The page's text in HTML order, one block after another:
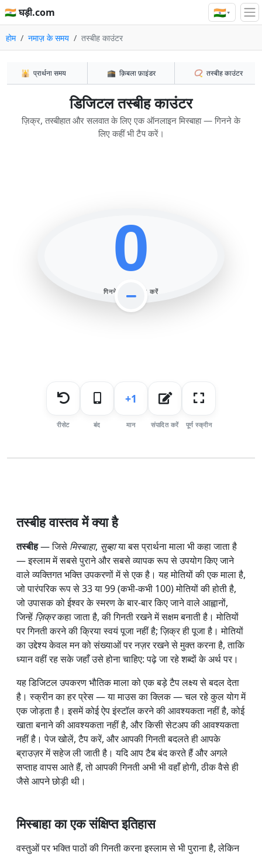
🇮🇳 घड़ी.com 🇮🇳▾
होम नमाज़ के समय तस्बीह काउंटर
🕌 प्रार्थना समय 🕋 क़िबला फ़ाइंडर 📿 तस्बीह काउंटर
डिजिटल तस्बीह काउंटर
ज़िक्र, तस्बीहात और सलवात के लिए एक ऑनलाइन मिस्बाहा — गिनने के
लिए कहीं भी टैप करें।
0
गिनने के लिए टैप करें
रीसेट बंद
+1
मान संपादित करें पूर्ण स्क्रीन
तस्बीह वास्तव में क्या है
तस्बीह— जिसे मिस्बाहा, सुब्हाया बस प्रार्थना माला भी कहा जाता है
— इस्लाम में सबसे पुराने और सबसे व्यापक रूप से उपयोग किए जाने
वाले व्यक्तिगत भक्ति उपकरणों में से एक है। यह मोतियों की एक माला है,
जो पारंपरिक रूप से 33 या 99 (कभी-कभी 100) मोतियों की होती है,
जो उपासक को ईश्वर के स्मरण के बार-बार किए जाने वाले आह्वानों,
जिन्हें ज़िक्रकहा जाता है, की गिनती रखने में सक्षम बनाती है। मोतियों
पर गिनती करने की क्रिया स्वयं पूजा नहीं है; ज़िक्र ही पूजा है। मोतियों
का उद्देश्य केवल मन को संख्याओं पर नज़र रखने से मुक्त करना है, ताकि
ध्यान वहीं रह सके जहाँ उसे होना चाहिए: पढ़े जा रहे शब्दों के अर्थ पर।
यह डिजिटल उपकरण भौतिक माला को एक बड़े टैप लक्ष्य से बदल देता
है। स्क्रीन का हर प्रेस — या माउस का क्लिक — चल रहे कुल योग में
एक जोड़ता है। इसमें कोई ऐप इंस्टॉल करने की आवश्यकता नहीं है, कोई
खाता बनाने की आवश्यकता नहीं है, और किसी सेटअप की आवश्यकता
नहीं है। पेज खोलें, टैप करें, और आपकी गिनती बदलते ही आपके
ब्राउज़र में सहेज ली जाती है। यदि आप टैब बंद करते हैं और अगले
सप्ताह वापस आते हैं, तो आपकी गिनती अभी भी वहाँ होगी, ठीक वैसे ही
जैसे आपने छोड़ी थी।
मिस्बाहा का एक संक्षिप्त इतिहास
वस्तुओं पर भक्ति पाठों की गिनती करना इस्लाम से भी पुराना है, लेकिन